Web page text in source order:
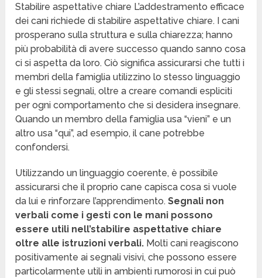
Stabilire aspettative chiare L’addestramento efficace
dei cani richiede di stabilire aspettative chiare. I cani
prosperano sulla struttura e sulla chiarezza; hanno
più probabilità di avere successo quando sanno cosa
ci si aspetta da loro. Ciò significa assicurarsi che tutti i
membri della famiglia utilizzino lo stesso linguaggio
e gli stessi segnali, oltre a creare comandi espliciti
per ogni comportamento che si desidera insegnare.
Quando un membro della famiglia usa “vieni” e un
altro usa “qui”, ad esempio, il cane potrebbe
confondersi.
Utilizzando un linguaggio coerente, è possibile
assicurarsi che il proprio cane capisca cosa si vuole
da lui e rinforzare l’apprendimento. Segnali non
verbali come i gesti con le mani possono
essere utili nell’stabilire aspettative chiare
oltre alle istruzioni verbali. Molti cani reagiscono
positivamente ai segnali visivi, che possono essere
particolarmente utili in ambienti rumorosi in cui può